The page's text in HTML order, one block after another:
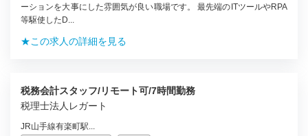
ーションを大事にした雰囲気が良い職場です。 最先端のITツールやRPA
等駆使したD...
★この求人の詳細を見る
税務会計スタッフ/リモート可/7時間勤務
税理士法人レガート
JR山手線有楽町駅...